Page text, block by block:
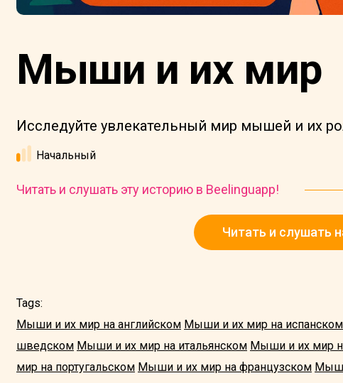
Мыши и их мир
Исследуйте увлекательный мир мышей и их
Начальный
Читать и слушать эту историю в Beelinguapp!
Читать и слушать
Tags:
Мыши и их мир на английском Мыши и их мир на испанском
шведском Мыши и их мир на итальянском Мыши и их мир
мир на португальском Мыши и их мир на французском